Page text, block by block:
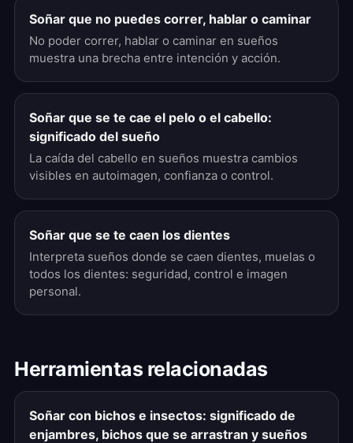
Soñar que no puedes correr, hablar o caminar
No poder correr, hablar o caminar en sueños
muestra una brecha entre intención y acción.
Soñar que se te cae el pelo o el cabello:
significado del sueño
La caída del cabello en sueños muestra cambios
visibles en autoimagen, confianza o control.
Soñar que se te caen los dientes
Interpreta sueños donde se caen dientes, muelas o
todos los dientes: seguridad, control e imagen
personal.
Herramientas relacionadas
Soñar con bichos e insectos: significado de
enjambres, bichos que se arrastran y sueños